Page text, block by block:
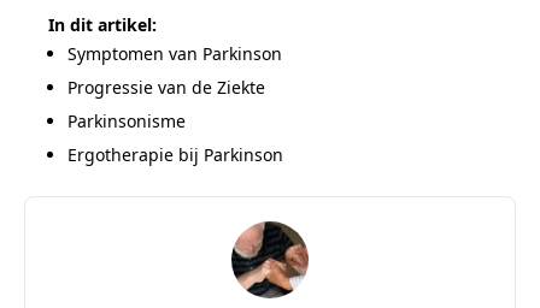
In dit artikel:
Symptomen van Parkinson
Progressie van de Ziekte
Parkinsonisme
Ergotherapie bij Parkinson